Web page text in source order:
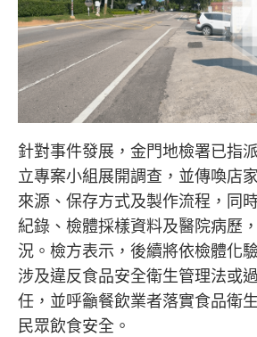
針對事件發展，金門地檢署已指
立專案小組展開調查，並傳喚店
來源、保存方式及製作流程，同
紀錄、檢體採樣資料及醫院病歷
況。檢方表示，後續將依檢體化
涉及違反食品安全衛生管理法或
任，並呼籲餐飲業者落實食品衛
民眾飲食安全。